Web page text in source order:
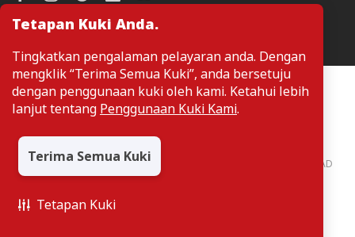
Tetapan Kuki Anda.
Tingkatkan pengalaman pelayaran anda. Dengan
mengklik “Terima Semua Kuki”, anda bersetuju
dengan penggunaan kuki oleh kami. Ketahui lebih
lanjut tentang Penggunaan Kuki Kami.
Terima Semua Kuki
Tetapan Kuki
CIMB Bank (SG)
CIMB Bank (KH)
CIMB Thai
CIMB Bank (VN)
CIMB Bank (PH)
Pelanggan tidak perlu memberikan butiran peribadi ketika melayari
atau mengakses maklumat berkaitan produk dan perkhidmatan di
laman web. Butiran perbadi hanya diperlukan sekiranya pelanggan
produk atau perkhidmatan.
CIMB Bank: All rights reserved. Copyright © 2026 CIMB BANK BERHAD
197201001799 (13491-P)